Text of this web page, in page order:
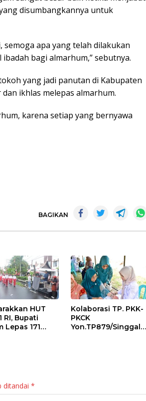
disumbangkannya untuk
semoga apa yang telah dilakukan
bagi almarhum,” sebutnya.
yang jadi panutan di Kabupaten
ikhlas melepas almarhum.
karena setiap yang bernyawa
BAGIKAN
HUT
RI, Bupati
Lepas 171
Kolaborasi TP. PKK-
PKCK
Yon.TP879/Singgala
ditandai *